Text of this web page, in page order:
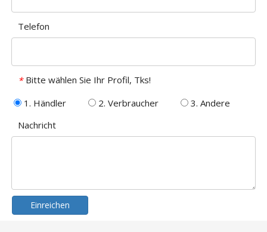
Telefon
* Bitte wählen Sie Ihr Profil, Tks!
1. Händler
2. Verbraucher
3. Andere
Nachricht
Einreichen